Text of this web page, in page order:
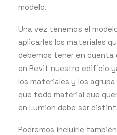
modelo.
Una vez tenemos el
aplicarles los materiales
debemos tener en cuenta
en Revit nuestro edificio
los materiales y los
que todo material que
en Lumion debe ser
Podremos incluirle